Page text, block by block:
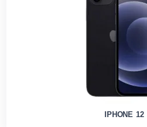
IPHONE 12